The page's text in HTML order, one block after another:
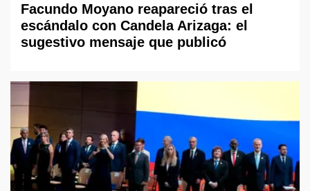
Facundo Moyano reapareció tras el
escándalo con Candela Arizaga: el
sugestivo mensaje que publicó